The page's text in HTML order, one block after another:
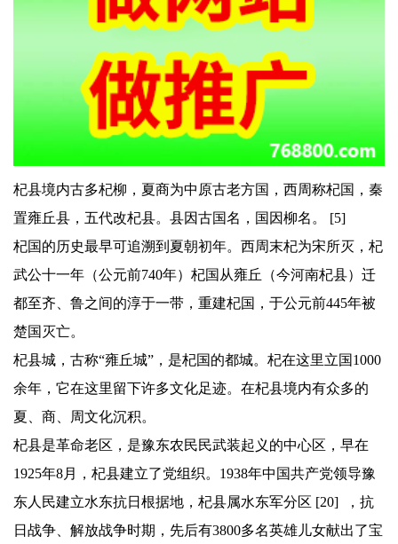
杞县境内古多杞柳，夏商为中原古老方国，西周称杞国，秦
置雍丘县，五代改杞县。县因古国名，国因柳名。 [5]
杞国的历史最早可追溯到夏朝初年。西周末杞为宋所灭，杞
武公十一年（公元前740年）杞国从雍丘（今河南杞县）迁
都至齐、鲁之间的淳于一带，重建杞国，于公元前445年被
楚国灭亡。
杞县城，古称“雍丘城”，是杞国的都城。杞在这里立国1000
余年，它在这里留下许多文化足迹。在杞县境内有众多的
夏、商、周文化沉积。
杞县是革命老区，是豫东农民民武装起义的中心区，早在
1925年8月，杞县建立了党组织。1938年中国共产党领导豫
东人民建立水东抗日根据地，杞县属水东军分区 [20] ，抗
日战争、解放战争时期，先后有3800多名英雄儿女献出了宝